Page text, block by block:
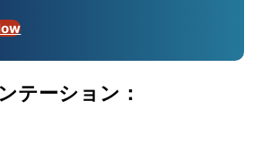
テーション：